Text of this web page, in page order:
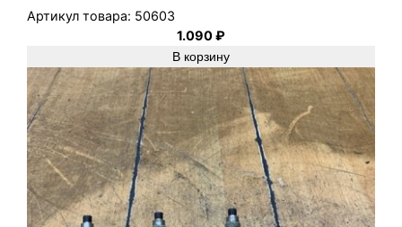
Артикул товара: 50603
1.090₽
В корзину